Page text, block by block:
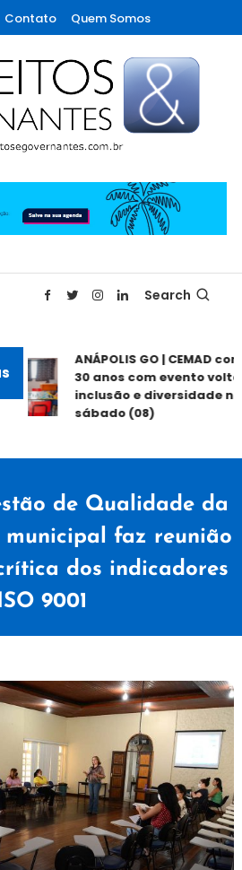
Contato Quem Somos
Governantes
Search
ANÁPOLIS GO | CEMAD
30 anos com evento
inclusão e diversidade
sábado (08)
de Qualidade da
faz reunião
dos indicadores
9001